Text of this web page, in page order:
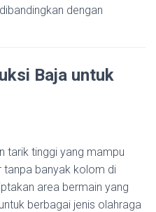
dibandingkan dengan
Baja untuk
tarik tinggi yang mampu
tanpa banyak kolom di
area bermain yang
berbagai jenis olahraga